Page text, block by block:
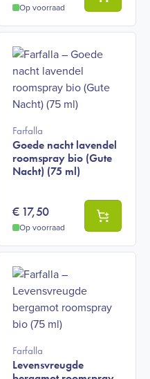
Op voorraad
Farfalla
Goede nacht lavendel
roomspray bio (Gute
Nacht) (75 ml)
€17,50
Op voorraad
Farfalla
Levensvreugde